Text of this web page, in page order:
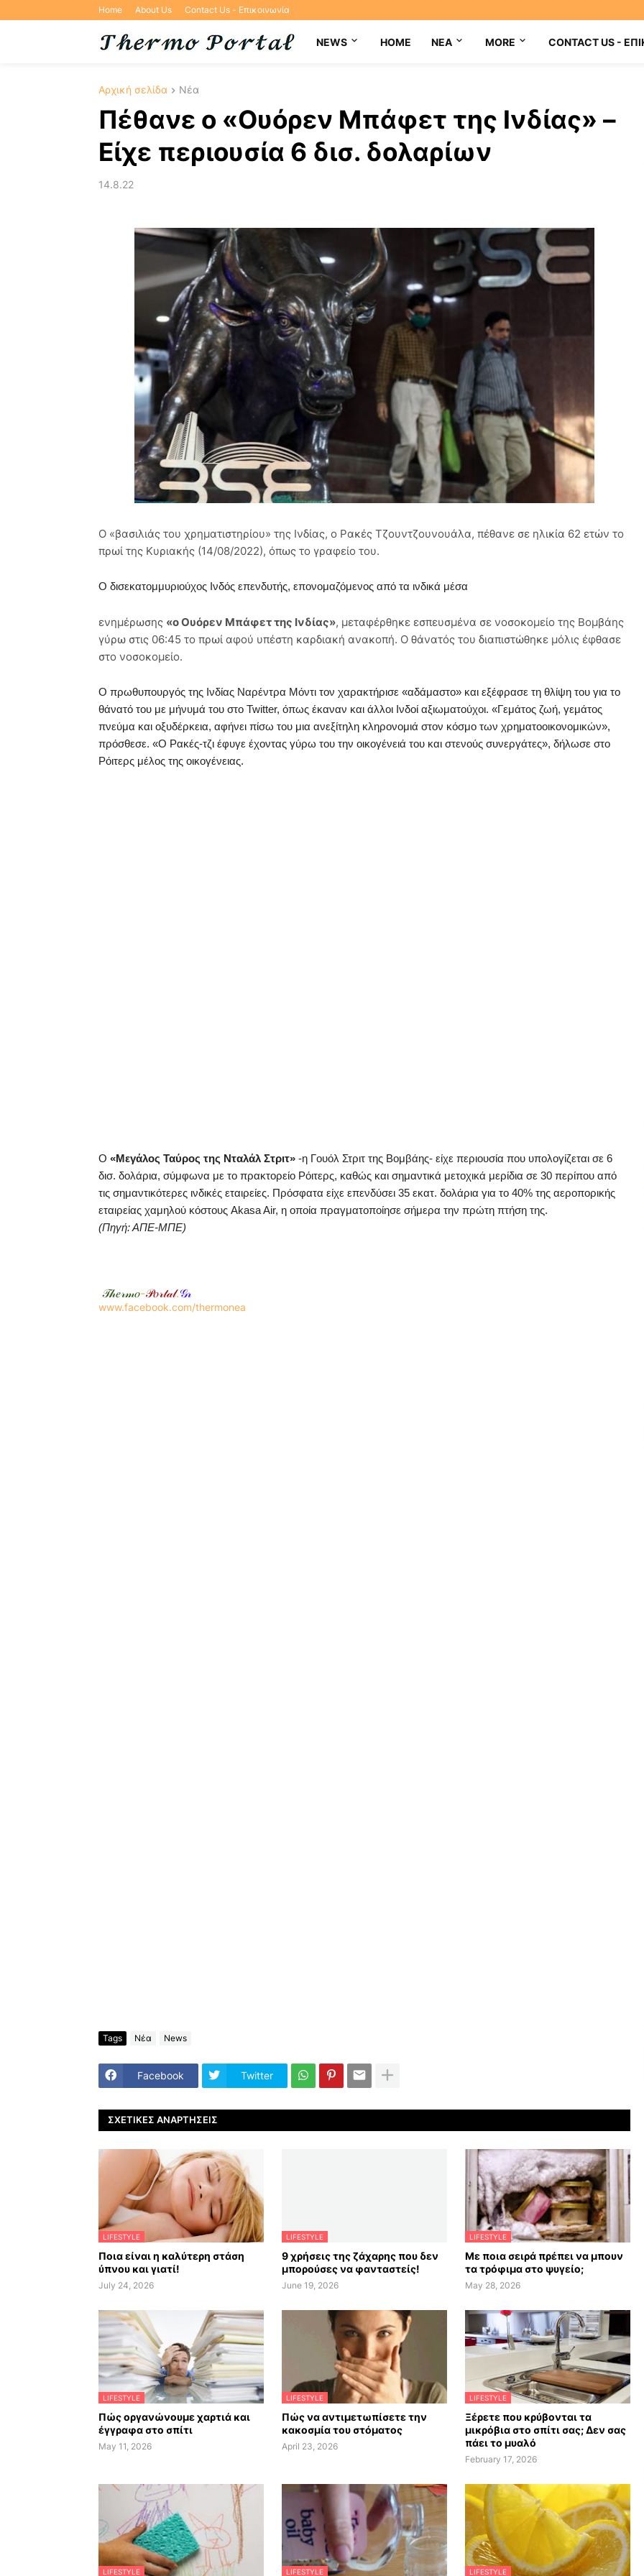
Home About Us Contact Us - Επικοινωνία
NEWS HOME NEA MORE CONTACT US -
Αρχική σελίδα Νέα
Πέθανε ο «Ουόρεν Μπάφετ της Ινδίας» –
Είχε περιουσία 6 δισ. δολαρίων
14.8.22
Ο «βασιλιάς του χρηματιστηρίου» της Ινδίας, ο Ρακές Τζουντζουνουάλα, πέθανε σε ηλικία 62 ετών το
πρωί της Κυριακής (14/08/2022), όπως το γραφείο του.
Ο δισεκατομμυριούχος Ινδός επενδυτής, επονομαζόμενος από τα ινδικά μέσα
ενημέρωσης «ο Ουόρεν Μπάφετ της Ινδίας», μεταφέρθηκε εσπευσμένα σε νοσοκομείο της Βομβάης
γύρω στις 06:45 το πρωί αφού υπέστη καρδιακή ανακοπή. Ο θάνατός του διαπιστώθηκε μόλις έφθασε
στο νοσοκομείο.
Ο πρωθυπουργός της Ινδίας Ναρέντρα Μόντι τον χαρακτήρισε «αδάμαστο» και εξέφρασε τη θλίψη του για το
θάνατό του με μήνυμά του στο Twitter, όπως έκαναν και άλλοι Ινδοί αξιωματούχοι. «Γεμάτος ζωή, γεμάτος
πνεύμα και οξυδέρκεια, αφήνει πίσω του μια ανεξίτηλη κληρονομιά στον κόσμο των χρηματοοικονομικών»,
πρόσθεσε. «Ο Ρακές-τζι έφυγε έχοντας γύρω του την οικογένειά του και στενούς συνεργάτες», δήλωσε στο
Ρόιτερς μέλος της οικογένειας.
Ο «Μεγάλος Ταύρος της Νταλάλ Στριτ» -η Γουόλ Στριτ της Βομβάης- είχε περιουσία που υπολογίζεται σε 6
δισ. δολάρια, σύμφωνα με το πρακτορείο Ρόιτερς, καθώς και σημαντικά μετοχικά μερίδια σε 30 περίπου από
τις σημαντικότερες ινδικές εταιρείες. Πρόσφατα είχε επενδύσει 35 εκατ. δολάρια για το 40% της αεροπορικής
εταιρείας χαμηλού κόστους Akasa Air, η οποία πραγματοποίησε σήμερα την πρώτη πτήση της.
(Πηγή: ΑΠΕ-ΜΠΕ)
𝒯𝒽𝑒𝓇𝓂𝑜-𝒫𝑜𝓇𝓉𝒶𝓁.𝒢𝓇
www.facebook.com/thermonea
Tags Νέα News
Facebook Twitter
ΣΧΕΤΙΚΈΣ ΑΝΑΡΤΉΣΕΙΣ
LIFESTYLE
Ποια είναι η καλύτερη στάση
ύπνου και γιατί!
July 24, 2026
LIFESTYLE
9 χρήσεις της ζάχαρης που δεν
μπορούσες να φανταστείς!
June 19, 2026
LIFESTYLE
Με ποια σειρά πρέπει να μπουν
τα τρόφιμα στο ψυγείο;
May 28, 2026
LIFESTYLE
Πώς οργανώνουμε χαρτιά και
έγγραφα στο σπίτι
May 11, 2026
LIFESTYLE
Πώς να αντιμετωπίσετε την
κακοσμία του στόματος
April 23, 2026
LIFESTYLE
Ξέρετε που κρύβονται τα
μικρόβια στο σπίτι σας; Δεν σας
πάει το μυαλό
February 17, 2026
LIFESTYLE LIFESTYLE LIFESTYLE